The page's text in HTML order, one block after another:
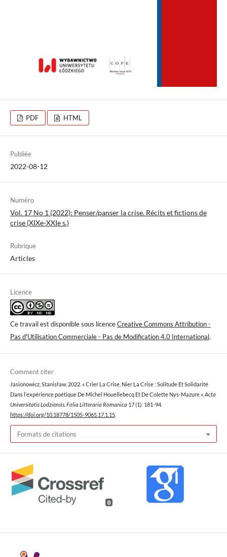
PDF HTML
Publiée
2022-08-12
Numéro
Vol. 17 No 1 (2022): Penser/panser la crise. Récits et fictions de
crise (XIXe-XXIe s.)
Rubrique
Articles
Licence
Ce travail est disponible sous licenceCreative Commons Attribution -
Pas d'Utilisation Commerciale - Pas de Modification 4.0 International.
Comment citer
Jasionowicz, Stanisław. 2022. « Crier La Crise, Nier La Crise : Solitude Et Solidarité
Dans l’expérience poétique De Michel Houellebecq Et De Colette Nys-Mazure ». Acta
Universitatis Lodziensis. Folia Litteraria Romanica 17 (1): 181-94.
https://doi.org/10.18778/1505-9065.17.1.15
Formats de citations
0